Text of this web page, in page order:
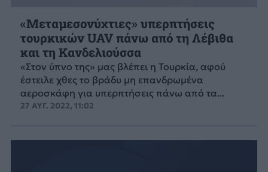
«Μεταμεσονύχτιες» υπερπτήσεις
τουρκικών UAV πάνω από τη Λέβιθα
και τη Κανδελιούσσα
«Στον ύπνο της» μας βλέπει η Τουρκία, αφού
έστειλε χθες το βράδυ μη επανδρωμένα
αεροσκάφη για υπερπτήσεις πάνω από τα...
27 ΑΥΓ. 2022, 11:02